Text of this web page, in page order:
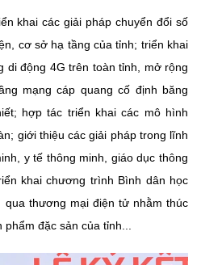
khai các giải pháp chuyển đổi số
cơ sở hạ tầng của tỉnh; triển khai
di động 4G trên toàn tỉnh, mở rộng
mạng cáp quang cố định băng
hợp tác triển khai các mô hình
giới thiệu các giải pháp trong lĩnh
y tế thông minh, giáo dục thông
khai chương trình Bình dân học
qua thương mại điện tử nhằm thúc
đặc sản của tỉnh...